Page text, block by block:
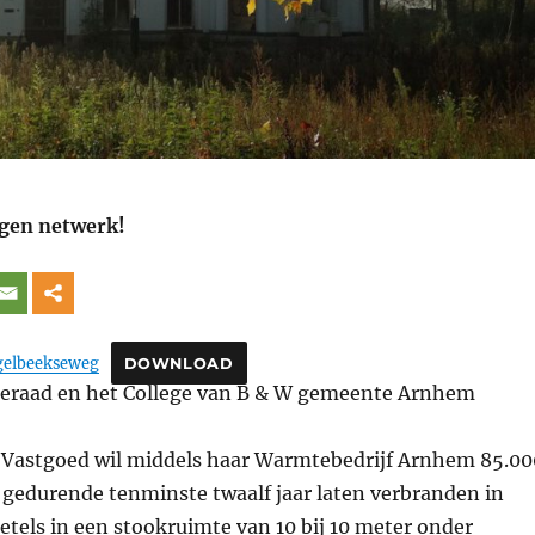
netwerk!
DOWNLOAD
en het College van B & W gemeente Arnhem
wil middels haar Warmtebedrijf Arnhem
tenminste twaalf jaar laten verbranden in
in een stookruimte van 10 bij 10 meter onder